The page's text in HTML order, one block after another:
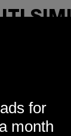
NBCU PHOTO
for
month